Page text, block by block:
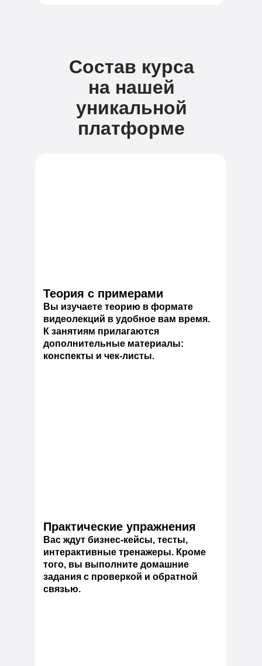
Практические упражнения
Вас ждут бизнес-кейсы, тесты,
интерактивные тренажеры. Кроме
того, вы выполните домашние
задания с проверкой и обратной
связью.
Теория с примерами
Вы изучаете теорию в формате
видеолекций в удобное вам время.
К занятиям прилагаются
дополнительные материалы:
конспекты и чек-листы.
Состав курса
на нашей
уникальной
платформе